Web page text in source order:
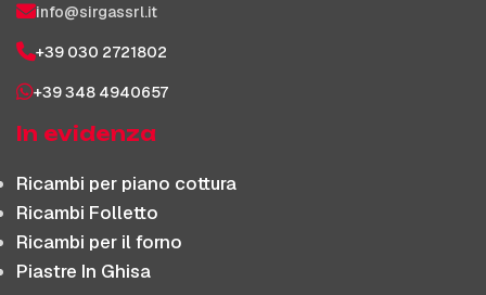
info@sirgassrl.it
+39 030 2721802
+39 348 4940657
In evidenza
Ricambi per piano cottura
Ricambi Folletto
Ricambi per il forno
Piastre In Ghisa